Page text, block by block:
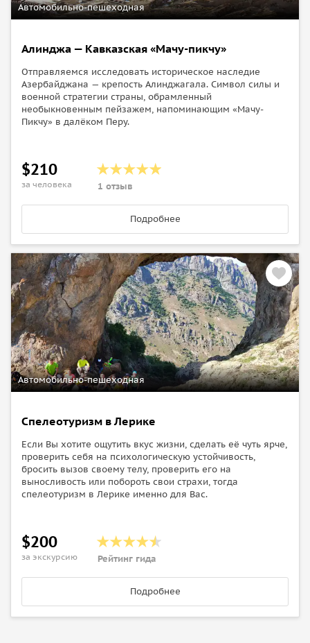
Автомобильно-пешеходная
Алинджа — Кавказская «Мачу-пикчу»
Отправляемся исследовать историческое наследие
Азербайджана — крепость Алинджагала. Символ силы и
военной стратегии страны, обрамленный
необыкновенным пейзажем, напоминающим «Мачу-
Пикчу» в далёком Перу.
$210
за человека 1 отзыв
Подробнее
Автомобильно-пешеходная
Спелеотуризм в Лерике
Если Вы хотите ощутить вкус жизни, сделать её чуть ярче,
проверить себя на психологическую устойчивость,
бросить вызов своему телу, проверить его на
выносливость или побороть свои страхи, тогда
спелеотуризм в Лерике именно для Вас.
$200
за экскурсию Рейтинг гида
Подробнее